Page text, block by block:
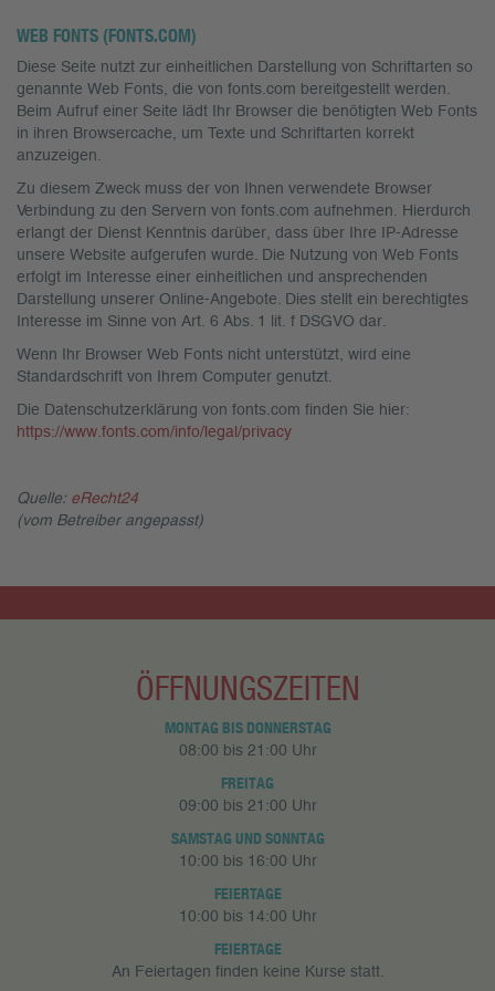
WEB FONTS (FONTS.COM)
Diese Seite nutzt zur einheitlichen Darstellung von Schriftarten so
genannte Web Fonts, die von fonts.com bereitgestellt werden.
Beim Aufruf einer Seite lädt Ihr Browser die benötigten Web Fonts
in ihren Browsercache, um Texte und Schriftarten korrekt
anzuzeigen.
Zu diesem Zweck muss der von Ihnen verwendete Browser
Verbindung zu den Servern von fonts.com aufnehmen. Hierdurch
erlangt der Dienst Kenntnis darüber, dass über Ihre IP-Adresse
unsere Website aufgerufen wurde. Die Nutzung von Web Fonts
erfolgt im Interesse einer einheitlichen und ansprechenden
Darstellung unserer Online-Angebote. Dies stellt ein berechtigtes
Interesse im Sinne von Art. 6 Abs. 1 lit. f DSGVO dar.
Wenn Ihr Browser Web Fonts nicht unterstützt, wird eine
Standardschrift von Ihrem Computer genutzt.
Die Datenschutzerklärung von fonts.com finden Sie hier:
https://www.fonts.com/info/legal/privacy
Quelle: eRecht24
(vom Betreiber angepasst)
ÖFFNUNGSZEITEN
MONTAG BIS DONNERSTAG
08:00 bis 21:00 Uhr
FREITAG
09:00 bis 21:00 Uhr
SAMSTAG UND SONNTAG
10:00 bis 16:00 Uhr
FEIERTAGE
10:00 bis 14:00 Uhr
FEIERTAGE
An Feiertagen finden keine Kurse statt.